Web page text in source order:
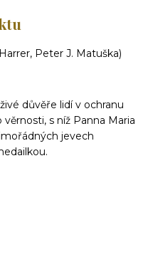
Peter J. Matuška)
důvěře lidí v ochranu
s níž Panna Maria
jevech